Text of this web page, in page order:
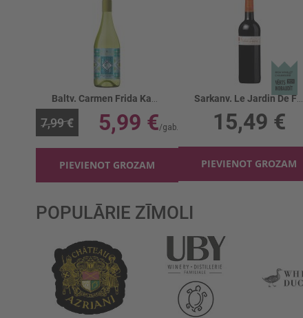
Baltv. Carmen Frida Kahlo Sauvignon 12.5%
7,99 € 5,99 €
PIEVIENOT GROZAM
Sarkanv. Le Jardin De Fleur La Mothe 13%
15,49 €
PIEVIENOT GROZAM
POPULĀRIE ZĪMOLI